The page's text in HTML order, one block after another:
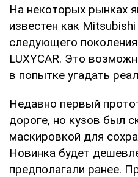
На некоторых рынках
известен как
следующего поколения
LUXYCAR. Это
в попытке угадать
Недавно первый
дороге, но кузов был
маскировкой для
Новинка будет
предполагали ранее.